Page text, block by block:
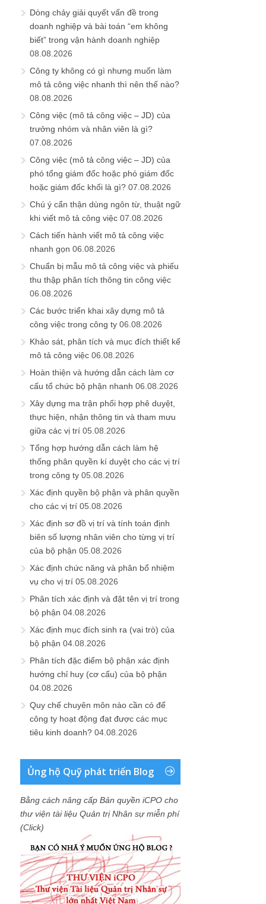
Dòng chảy giải quyết vấn đề trong
doanh nghiệp và bài toán “em không
biết” trong vận hành doanh nghiệp
08.08.2026
Công ty không có gì nhưng muốn làm
mô tả công việc nhanh thì nên thế nào?
08.08.2026
Công việc (mô tả công việc – JD) của
trưởng nhóm và nhân viên là gì?
07.08.2026
Công việc (mô tả công việc – JD) của
phó tổng giám đốc hoặc phó giám đốc
hoặc giám đốc khối là gì? 07.08.2026
Chú ý cẩn thận dùng ngôn từ, thuật ngữ
khi viết mô tả công việc 07.08.2026
Cách tiến hành viết mô tả công việc
nhanh gọn 06.08.2026
Chuẩn bị mẫu mô tả công việc và phiếu
thu thập phân tích thông tin công việc
06.08.2026
Các bước triển khai xây dựng mô tả
công việc trong công ty 06.08.2026
Khảo sát, phân tích và mục đích thiết kế
mô tả công việc 06.08.2026
Hoàn thiện và hướng dẫn cách làm cơ
cấu tổ chức bộ phận nhanh 06.08.2026
Xây dựng ma trận phối hợp phê duyệt,
thực hiện, nhận thông tin và tham mưu
giữa các vị trí 05.08.2026
Tổng hợp hướng dẫn cách làm hệ
thống phân quyền kí duyệt cho các vị trí
trong công ty 05.08.2026
Xác định quyền bộ phận và phân quyền
cho các vị trí 05.08.2026
Xác định sơ đồ vị trí và tính toán định
biên số lượng nhân viên cho từng vị trí
của bộ phận 05.08.2026
Xác định chức năng và phân bổ nhiệm
vụ cho vị trí 05.08.2026
Phân tích xác định và đặt tên vị trí trong
bộ phận 04.08.2026
Xác định mục đích sinh ra (vai trò) của
bộ phận 04.08.2026
Phân tích đặc điểm bộ phận xác định
hướng chỉ huy (cơ cấu) của bộ phận
04.08.2026
Quy chế chuyên môn nào cần có để
công ty hoạt động đạt được các mục
tiêu kinh doanh? 04.08.2026
Ủng hộ Quỹ phát triển Blog
Bằng cách nâng cấp Bản quyền iCPO cho
thư viện tài liệu Quản trị Nhân sự miễn phí
(Click)